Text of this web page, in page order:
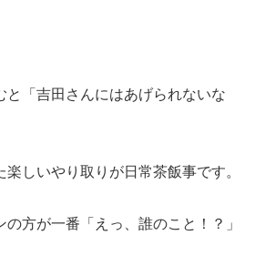
と「吉田さんにはあげられないな
しいやり取りが日常茶飯事です。
方が一番「えっ、誰のこと！？」